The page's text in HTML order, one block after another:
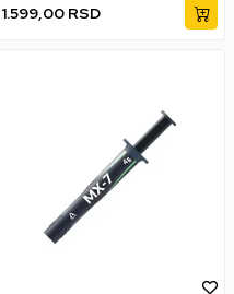
1.599,00 RSD